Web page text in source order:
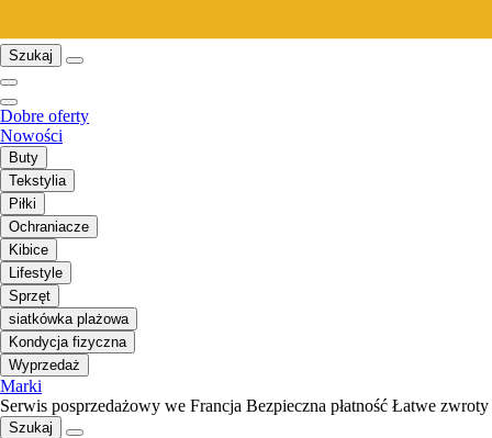
Szukaj
Dobre oferty
Nowości
Buty
Tekstylia
Piłki
Ochraniacze
Kibice
Lifestyle
Sprzęt
siatkówka plażowa
Kondycja fizyczna
Wyprzedaż
Marki
Serwis posprzedażowy we Francja Bezpieczna płatność Łatwe zwroty
Szukaj